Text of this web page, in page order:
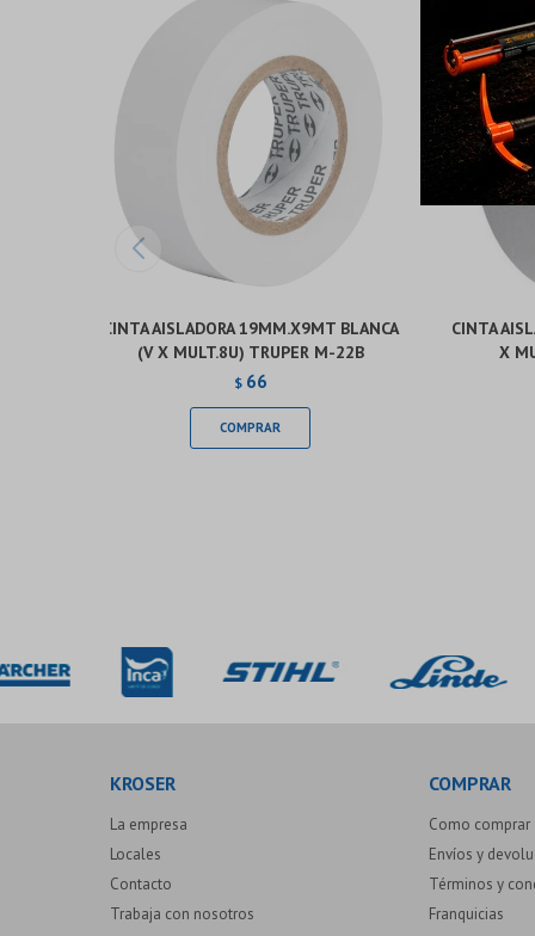
CINTA AISLADORA 19MM.X9MT BLANCA
(V X MULT.8U) TRUPER M-22B
$ 66
CINTA
X
KROSER
La empresa
Locales
Contacto
Trabaja con nosotros
COMPRAR
Como comprar
Envíos y
Términos y
Franquicias